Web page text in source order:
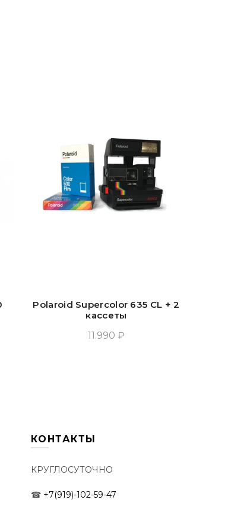
Polaroid Supercolor 635 CL + 2
кассеты
11.990 ₽
КОНТАКТЫ
КРУГЛОСУТОЧНО
☎ +7(919)-102-59-47